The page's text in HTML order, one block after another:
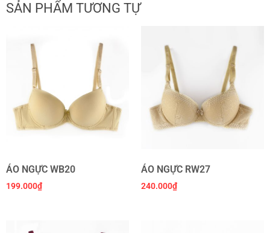
SẢN PHẨM TƯƠNG TỰ
ÁO NGỰC WB20
199.000₫
ÁO NGỰC RW27
240.000₫